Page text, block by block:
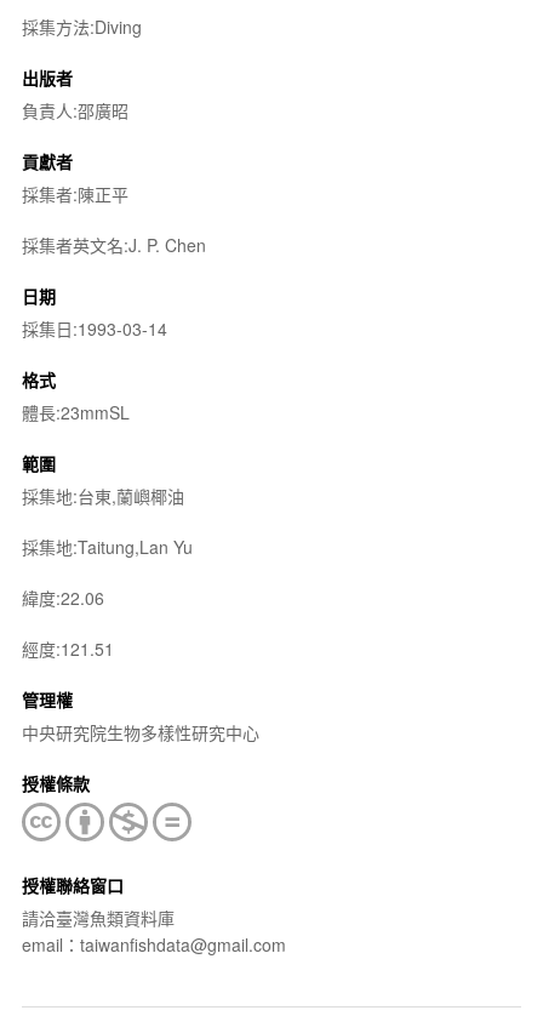
採集方法:Diving
出版者
負責人:邵廣昭
貢獻者
採集者:陳正平
採集者英文名:J. P. Chen
日期
採集日:1993-03-14
格式
體長:23mmSL
範圍
採集地:台東,蘭嶼椰油
採集地:Taitung,Lan Yu
緯度:22.06
經度:121.51
管理權
中央研究院生物多樣性研究中心
授權條款
授權聯絡窗口
請洽臺灣魚類資料庫
email：taiwanfishdata@gmail.com